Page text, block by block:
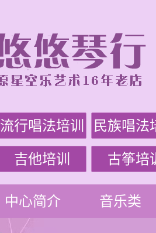
流行唱法培训 民族唱法
吉他培训 古筝培
中心简介 音乐类